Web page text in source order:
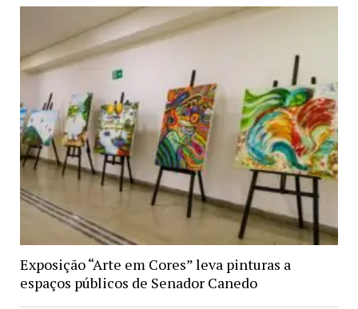
Exposição “Arte em Cores” leva pinturas a
espaços públicos de Senador Canedo